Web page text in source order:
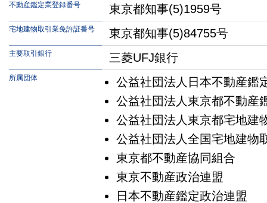
不動産鑑定業登録番号 東京都知事(5)1959号
宅地建物取引業免許証番号 東京都知事(5)84755号
主要取引銀行 三菱UFJ銀行
所属団体
公益社団法人日本不動産鑑
公益社団法人東京都不動産
公益社団法人東京都宅地建
公益社団法人全国宅地建物
東京都不動産協同組合
東京不動産政治連盟
日本不動産鑑定政治連盟